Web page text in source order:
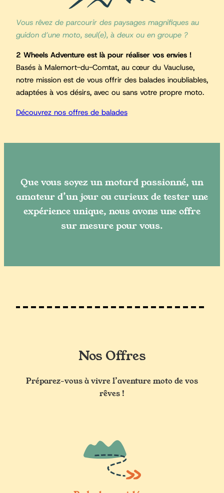
Vous rêvez de parcourir des paysages magnifiques au
guidon d’une moto, seul(e), à deux ou en groupe ?
2 Wheels Adventure est là pour réaliser vos envies !
Basés à Malemort-du-Comtat, au cœur du Vaucluse,
notre mission est de vous offrir des balades inoubliables,
adaptées à vos désirs, avec ou sans votre propre moto.
Découvrez nos offres de balades
Que vous soyez un motard passionné, un
amateur d’un jour ou curieux de tester une
expérience unique, nous avons une offre
sur mesure pour vous.
Nos Offres
Préparez-vous à vivre l’aventure moto de vos
rêves !